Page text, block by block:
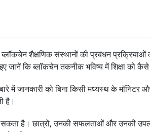
शैक्षणिक संस्थानों की प्रबंधन प्रक्रियाओं
जानें कि ब्लॉकचेन तकनीक भविष्य में शिक्षा को
में जानकारी को बिना किसी मध्यस्थ के मॉनिटर
है।
है। छात्रों, उनकी सफलताओं और उनकी